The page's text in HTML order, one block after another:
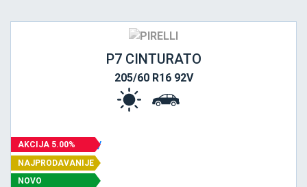
P7 CINTURATO
205/60 R16 92V
AKCIJA 5.00%
NAJPRODAVANIJE
NOVO